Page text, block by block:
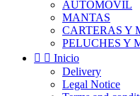
AUTOMOVIL
MANTAS
CARTERAS Y
PELUCHES Y
  Inicio
Delivery
Legal Notice